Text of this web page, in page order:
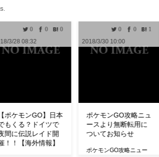
0 0
2018/3/30 10:00
ポケモンGO攻略ニュ
ースより無断転用に
ついてお知らせ
0 0
2018/3/29 09:33
【ポケモンGO】コミ
ュニティイベント終
了後に色違いフシギ
【レアポケモン】